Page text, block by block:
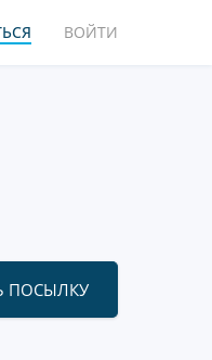
ВОЙТИ
ПОСЫЛКУ